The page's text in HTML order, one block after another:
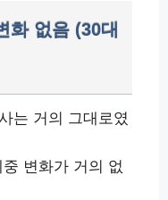
화 없음 (30대
는 거의 그대로였
변화가 거의 없